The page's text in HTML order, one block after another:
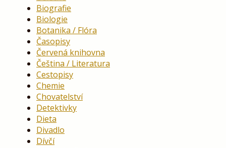
Biografie
Biologie
Botanika / Flóra
Časopisy
Červená knihovna
Čeština / Literatura
Cestopisy
Chemie
Chovatelství
Detektivky
Dieta
Divadlo
Dívčí